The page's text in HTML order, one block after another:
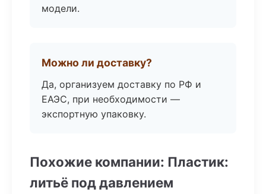
модели.
Можно ли доставку?
Да, организуем доставку по РФ и
ЕАЭС, при необходимости —
экспортную упаковку.
Похожие компании: Пластик:
литьё под давлением